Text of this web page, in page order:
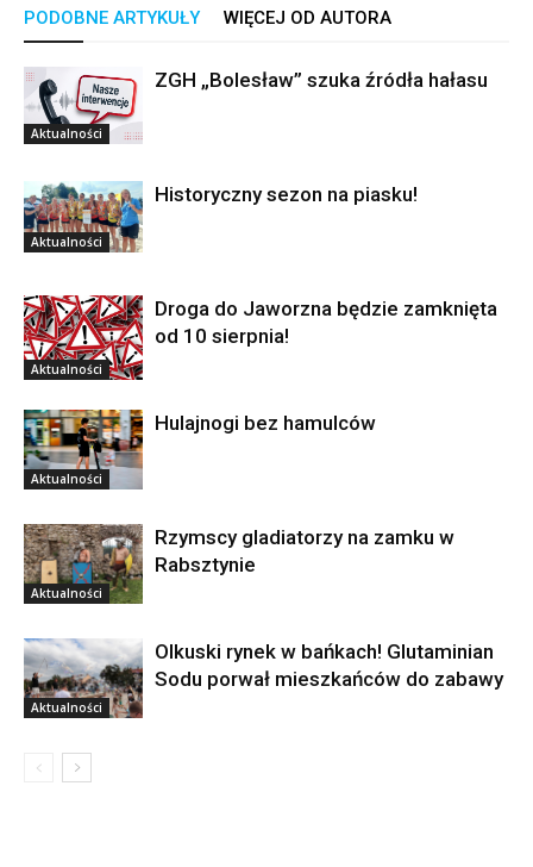
PODOBNE ARTYKUŁY WIĘCEJ OD AUTORA
Aktualności
ZGH „Bolesław” szuka źródła hałasu
Aktualności
Historyczny sezon na piasku!
Aktualności
Droga do Jaworzna będzie zamknięta
od 10 sierpnia!
Aktualności
Hulajnogi bez hamulców
Aktualności
Rzymscy gladiatorzy na zamku w
Rabsztynie
Aktualności
Olkuski rynek w bańkach! Glutaminian
Sodu porwał mieszkańców do zabawy